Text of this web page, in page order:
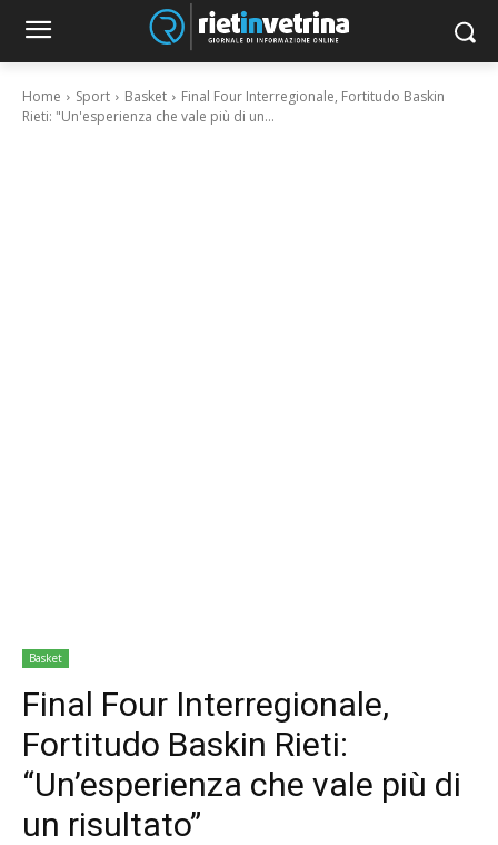
Home Sport Basket
Final Four Interregionale, Fortitudo Baskin
Rieti: "Un'esperienza che vale più di un...
Basket
Final Four Interregionale,
Fortitudo Baskin Rieti:
“Un’esperienza che vale più di
un risultato”